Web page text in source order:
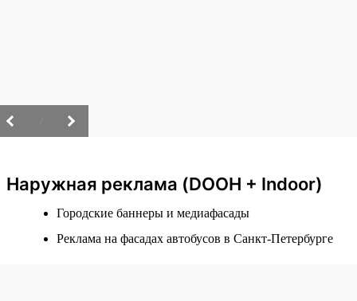
Наружная реклама (DOOH + Indoor)
Городские баннеры и медиафасады
Реклама на фасадах автобусов в Санкт-Петербурге